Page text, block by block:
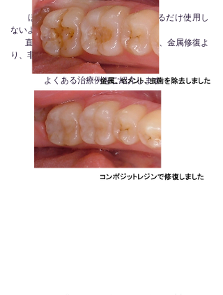
ほとんどの虫歯治療に金属をできるだけ使用し
ないようにしております。
直接コンポジットレジン修復処置は、金属修復よ
り、非常に多くの点で利点があります。
よくある治療例をご紹介します